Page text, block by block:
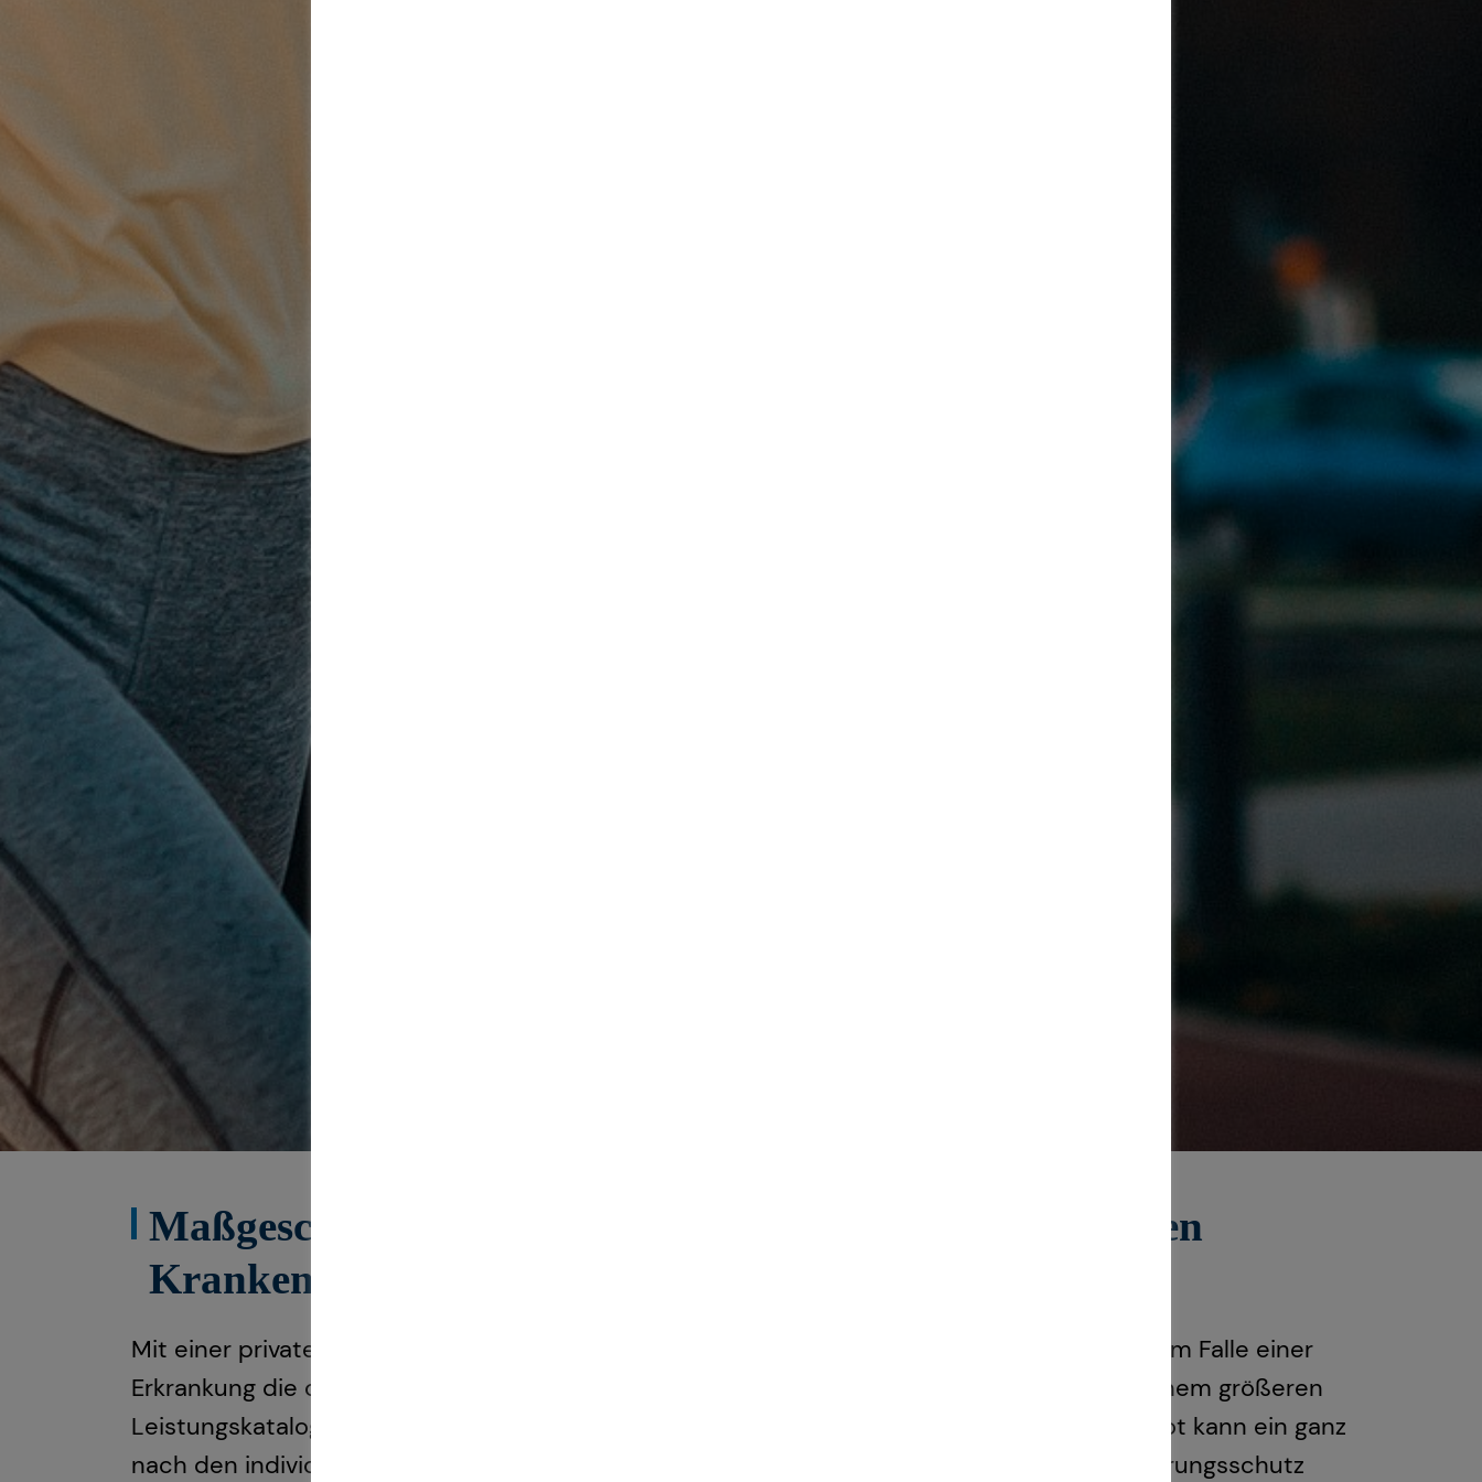
Maßgeschneiderter Versicherungsschutz mit der privaten
Krankenvollversicherung
Mit einer privaten Krankenvollversicherung (PKV) kannst du dich sehr gut absichern und so im Falle einer
Erkrankung die optimale medizinische Versorgung erhalten. Privatversicherte können von einem größeren
Leistungskatalog und weiteren Vorteilen profitieren. Durch ein breit gefächertes Tarifangebot kann ein ganz
nach den individuellen Bedürfnissen und finanziellen Verhältnissen ausgerichteter Versicherungsschutz